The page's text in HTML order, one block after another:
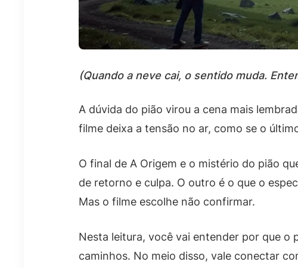
(Quando a neve cai, o sentido muda.
A dúvida do pião virou a cena mais
filme deixa a tensão no ar, como se o
O final de A Origem e o mistério do pião
de retorno e culpa. O outro é o que o
Mas o filme escolhe não confirmar.
Nesta leitura, você vai entender por que
caminhos. No meio disso, vale conectar